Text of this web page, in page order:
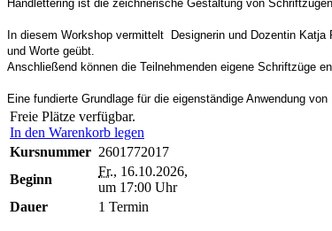
Handlettering ist die zeichnerische Gestaltung von
In diesem Workshop vermittelt Designerin und Dozentin
und Worte geübt.
Anschließend können die Teilnehmenden eigene Schriftzüge
Eine fundierte Grundlage für die eigenständige Anwendung
Freie Plätze verfügbar.
In den Warenkorb legen
Kursnummer 2601772017
Beginn
Fr., 16.10.2026,
um 17:00 Uhr
Dauer
1 Termin